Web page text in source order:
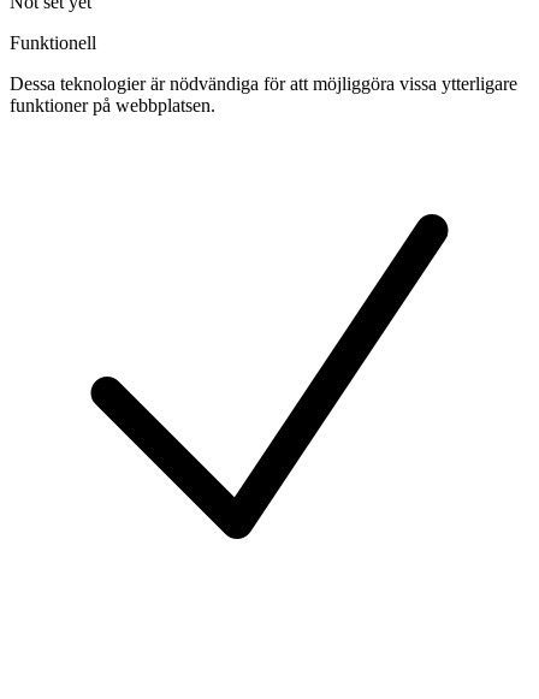
Funktionell
Dessa teknologier är nödvändiga för att möjliggöra vissa ytterligare
funktioner på webbplatsen.